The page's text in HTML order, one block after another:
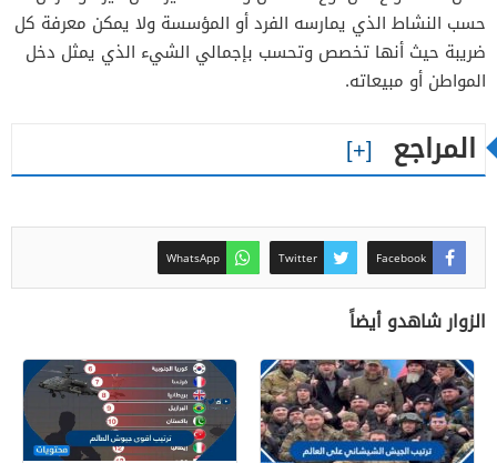
حسب النشاط الذي يمارسه الفرد أو المؤسسة ولا يمكن معرفة كل
ضريبة حيث أنها تخصص وتحسب بإجمالي الشيء الذي يمثل دخل
المواطن أو مبيعاته.
المراجع
Facebook
Twitter
WhatsApp
الزوار شاهدو أيضاً